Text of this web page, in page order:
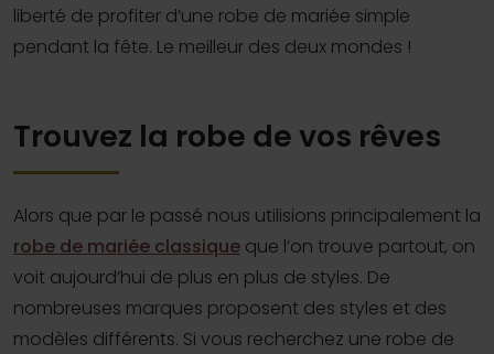
liberté de profiter d’une robe de mariée simple
pendant la fête. Le meilleur des deux mondes !
Trouvez la robe de vos rêves
Alors que par le passé nous utilisions principalement la
robe de mariée classique que l’on trouve partout, on
voit aujourd’hui de plus en plus de styles. De
nombreuses marques proposent des styles et des
modèles différents. Si vous recherchez une robe de